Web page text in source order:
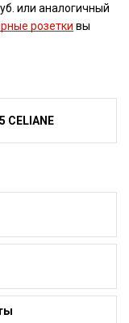
или аналогичный
розетки вы
CELIANE